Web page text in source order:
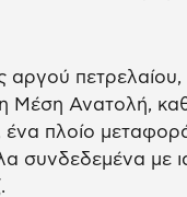
αργού
Μέση Ανατολή,
πλοίο
συνδεδεμένα με